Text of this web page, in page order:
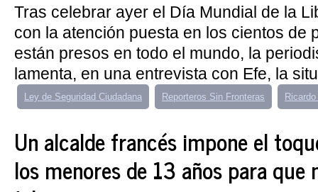
Tras celebrar ayer el Día Mundial de la
con la atención puesta en los cientos de
están presos en todo el mundo, la
lamenta, en una entrevista con Efe, la
Ley de Seguridad Ciudadana Reporteros Sin Fronteras
Un alcalde francés impone el
los menores de 13 años para que